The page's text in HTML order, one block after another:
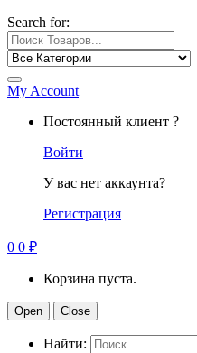
Search for:
My Account
Постоянный клиент ?
Войти
У вас нет аккаунта?
Регистрация
0 0 ₽
Корзина пуста.
Open Close
Найти: